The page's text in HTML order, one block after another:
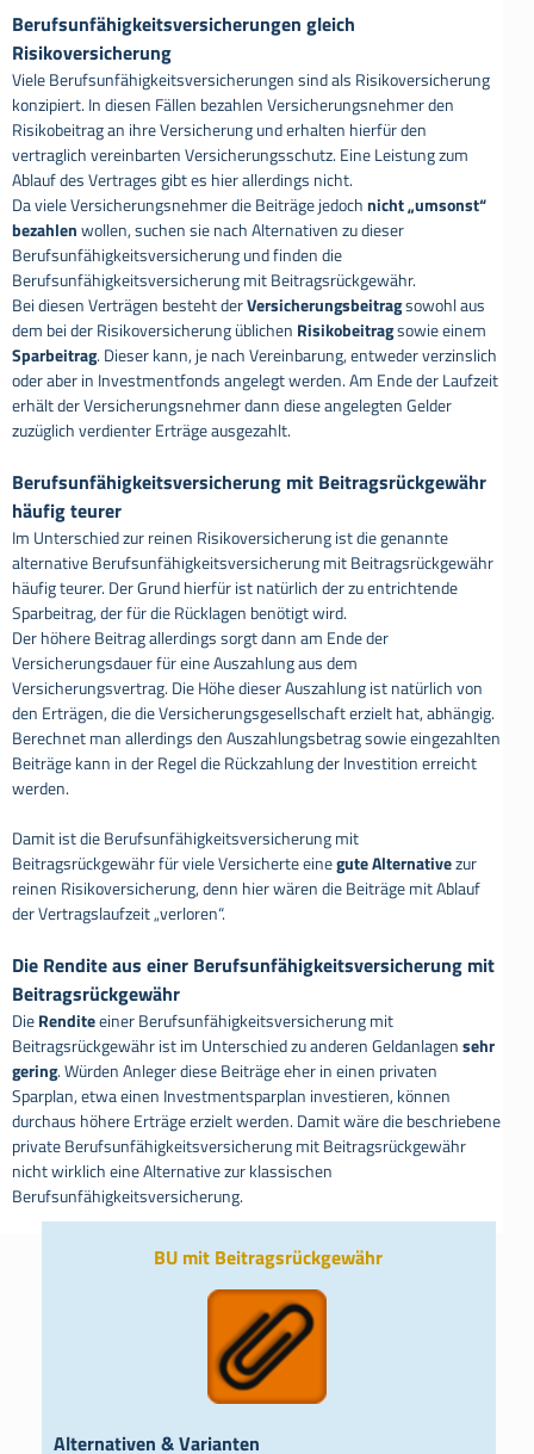
Berufsunfähigkeitsversicherungen gleich
Risikoversicherung
Viele Berufsunfähigkeitsversicherungen sind als Risikoversicherung
konzipiert. In diesen Fällen bezahlen Versicherungsnehmer den
Risikobeitrag an ihre Versicherung und erhalten hierfür den
vertraglich vereinbarten Versicherungsschutz. Eine Leistung zum
Ablauf des Vertrages gibt es hier allerdings nicht.
Da viele Versicherungsnehmer die Beiträge jedochnicht „umsonst“
bezahlenwollen, suchen sie nach Alternativen zu dieser
Berufsunfähigkeitsversicherung und finden die
Berufsunfähigkeitsversicherung mit Beitragsrückgewähr.
Bei diesen Verträgen besteht derVersicherungsbeitragsowohl aus
dem bei der Risikoversicherung üblichen Risikobeitragsowie einem
Sparbeitrag. Dieser kann, je nach Vereinbarung, entweder verzinslich
oder aber in Investmentfonds angelegt werden. Am Ende der Laufzeit
erhält der Versicherungsnehmer dann diese angelegten Gelder
zuzüglich verdienter Erträge ausgezahlt.
Berufsunfähigkeitsversicherung mit Beitragsrückgewähr
häufig teurer
Im Unterschied zur reinen Risikoversicherung ist die genannte
alternative Berufsunfähigkeitsversicherung mit Beitragsrückgewähr
häufig teurer. Der Grund hierfür ist natürlich der zu entrichtende
Sparbeitrag, der für die Rücklagen benötigt wird.
Der höhere Beitrag allerdings sorgt dann am Ende der
Versicherungsdauer für eine Auszahlung aus dem
Versicherungsvertrag. Die Höhe dieser Auszahlung ist natürlich von
den Erträgen, die die Versicherungsgesellschaft erzielt hat, abhängig.
Berechnet man allerdings den Auszahlungsbetrag sowie eingezahlten
Beiträge kann in der Regel die Rückzahlung der Investition erreicht
werden.
Damit ist die Berufsunfähigkeitsversicherung mit
Beitragsrückgewähr für viele Versicherte einegute Alternativezur
reinen Risikoversicherung, denn hier wären die Beiträge mit Ablauf
der Vertragslaufzeit „verloren“.
Die Rendite aus einer Berufsunfähigkeitsversicherung mit
Beitragsrückgewähr
DieRenditeeiner Berufsunfähigkeitsversicherung mit
Beitragsrückgewähr ist im Unterschied zu anderen Geldanlagensehr
gering. Würden Anleger diese Beiträge eher in einen privaten
Sparplan, etwa einen Investmentsparplan investieren, können
durchaus höhere Erträge erzielt werden. Damit wäre die beschriebene
private Berufsunfähigkeitsversicherung mit Beitragsrückgewähr
nicht wirklich eine Alternative zur klassischen
Berufsunfähigkeitsversicherung.
BU mit Beitragsrückgewähr
Alternativen & Varianten